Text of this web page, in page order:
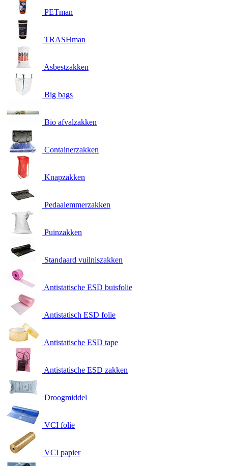
PETman
TRASHman
Asbestzakken
Big bags
Bio afvalzakken
Containerzakken
Knapzakken
Pedaalemmerzakken
Puinzakken
Standaard vuilniszakken
Antistatische ESD buisfolie
Antistatisch ESD folie
Antistatische ESD tape
Antistatische ESD zakken
Droogmiddel
VCI folie
VCI papier